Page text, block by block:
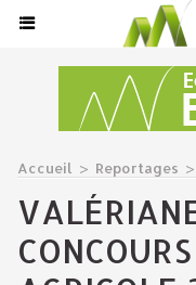
Accueil > Reportages >